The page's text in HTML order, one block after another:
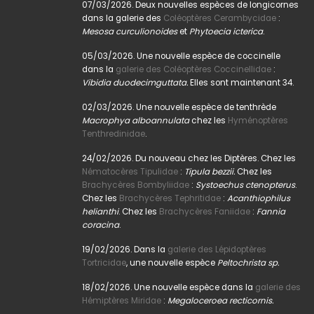
07/03/2026. Deux nouvelles espèces de longicornes
dans la galerie des Coléoptères Cerambycidae :
Mesosa curculionoideset Phytoecia icterica.
05/03/2026. Une nouvelle espèce de coccinelle
dans la galerie des Coléoptères Coccinellidae :
Vibidia duodecimguttata.Elles sont maintenant 34.
02/03/2026. Une nouvelle espèce de tenthrède
Macrophya alboannulatachez les Hyménoptères
Tenthredinidae.
24/02/2026. Du nouveau chez les Diptères. Chez les
Nématocères Tipulidae : Tipula bezzii. Chez les
Brachycères Bombyliidae : Systoechus ctenopterus.
Chez les Brachycères Tephritidae : Acanthiophilus
helianthi. Chez les Brachycères Faniidae : Fannia
coracina.
19/02/2026. Dans la galerie des Lépidoptères
Tortricidae, une nouvelle espèce Peltochrista sp.
18/02/2026. Une nouvelle espèce dans la galerie des
Hémiptères Miridae : Megaloceroea recticornis.